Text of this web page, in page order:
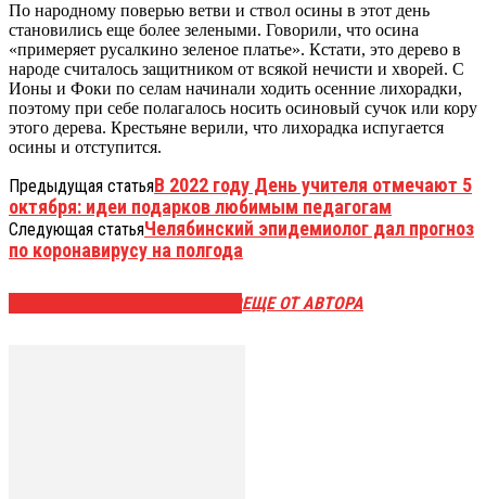
По народному поверью ветви и ствол осины в этот день
становились еще более зелеными. Говорили, что осина
«примеряет русалкино зеленое платье». Кстати, это дерево в
народе считалось защитником от всякой нечисти и хворей. С
Ионы и Фоки по селам начинали ходить осенние лихорадки,
поэтому при себе полагалось носить осиновый сучок или кору
этого дерева. Крестьяне верили, что лихорадка испугается
осины и отступится.
Предыдущая статьяВ 2022 году День учителя отмечают 5
октября: идеи подарков любимым педагогам
Следующая статьяЧелябинский эпидемиолог дал прогноз
по коронавирусу на полгода
ЕЩЕ ОТ АВТОРА